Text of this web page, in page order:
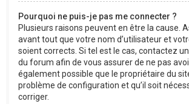
Pourquoi ne puis-je pas me connecter ?
Plusieurs raisons peuvent en être la cause.
avant tout que votre nom d’utilisateur et
soient corrects. Si tel est le cas, contactez
du forum afin de vous assurer de ne pas
également possible que le propriétaire du
problème de configuration et qu’il soit
corriger.